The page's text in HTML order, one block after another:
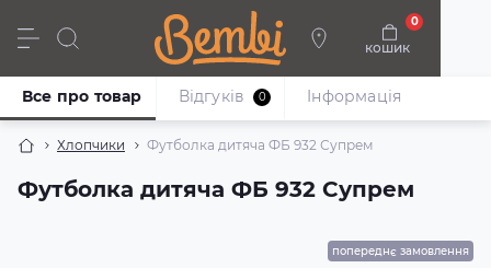
кошик
0
Дівчата Хлопці Немовлята Взуття
Хлопчики Футболка дитяча ФБ 932 Супрем
Футболка дитяча ФБ 932 Супрем
Все про товар Відгуків 0 Iнформація
попереднє замовлення